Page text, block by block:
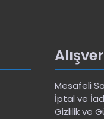
Mesafeli
İptal ve
Gizlilik ve